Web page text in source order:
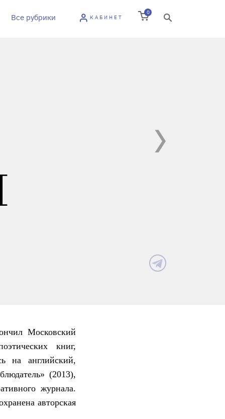
Все рубрики КАБИНЕТ
0
Московский
книг,
на английский,
(2013),
журнала.
авторская